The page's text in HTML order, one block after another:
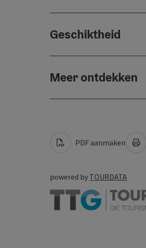
Geschiktheid
Meer ontdekken
PDF aanmaken
powered by TOURDATA